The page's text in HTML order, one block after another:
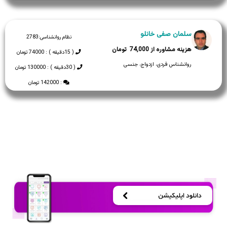
نظام روانشناسی:2783
( 15دقیقه ) : 74000 تومان
( 30دقیقه ) : 130000 تومان
: 142000 تومان
سلمان صفی خانلو
74,000
روانشناس فردی، ازدواج، جنسی